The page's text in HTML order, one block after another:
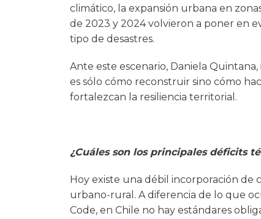
climático, la expansión urbana en
de 2023 y 2024 volvieron a poner en
tipo de desastres.
Ante este escenario, Daniela
es sólo cómo reconstruir sino cómo
fortalezcan la resiliencia territorial.
¿Cuáles son los principales déficits
Hoy existe una débil incorporación de
urbano-rural. A diferencia de lo que
Code, en Chile no hay estándares